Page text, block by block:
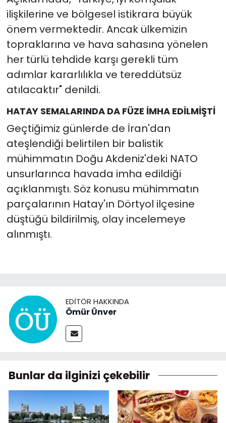
ilişkilerine ve bölgesel istikrara büyük
önem vermektedir. Ancak ülkemizin
topraklarına ve hava sahasına yönelen
her türlü tehdide karşı gerekli tüm
adımlar kararlılıkla ve tereddütsüz
atılacaktır" denildi.
HATAY SEMALARINDA DA FÜZE İMHA EDİLMİŞTİ
Geçtiğimiz günlerde de İran'dan
ateşlendiği belirtilen bir balistik
mühimmatın Doğu Akdeniz'deki NATO
unsurlarınca havada imha edildiği
açıklanmıştı. Söz konusu mühimmatın
parçalarının Hatay'ın Dörtyol ilçesine
düştüğü bildirilmiş, olay incelemeye
alınmıştı.
EDITÖR HAKKINDA
Ömür Ünver
Bunlar da ilginizi çekebilir